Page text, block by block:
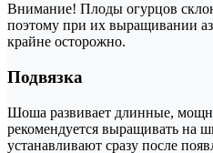
Внимание! Плоды огурцов
поэтому при их выращивании
крайне осторожно.
Подвязка
Шоша развивает длинные,
рекомендуется выращивать на
устанавливают сразу после